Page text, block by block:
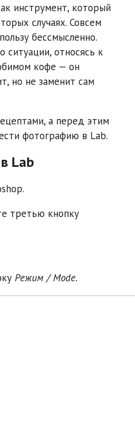
инструмент, который
случаях. Совсем
бессмысленно.
ситуации, относясь к
кофе — он
но не заменит сам
а перед этим
фотографию в Lab.
Lab
третью кнопку
Режим / Mode.